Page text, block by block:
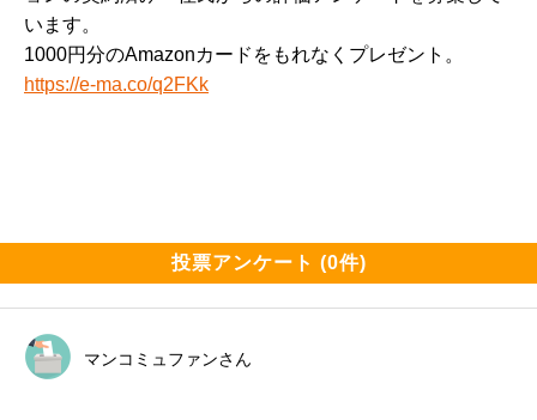
います。
1000円分のAmazonカードをもれなくプレゼント。
https://e-ma.co/q2FKk
投票アンケート (0件)
マンコミュファンさん